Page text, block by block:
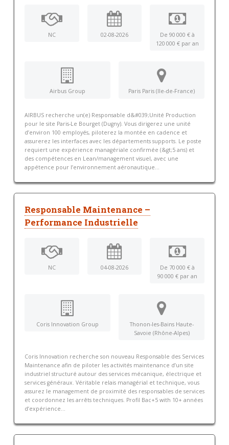
NC 02-08-2026
De 90 000 € à
120 000 € par an
Airbus Group Paris Paris (Ile-de-France)
AIRBUS recherche un(e) Responsable d&#039;Unité Production
pour le site Paris-Le Bourget (Dugny). Vous dirigerez une unité
d’environ 100 employés, piloterez la montée en cadence et
assurerez les interfaces avec les départements supports. Le poste
requiert une expérience managériale confirmée (&gt;5 ans) et
des compétences en Lean/management visuel, avec une
appétence pour l’environnement aéronautique...
Responsable Maintenance –
Performance Industrielle
NC 04-08-2026
De 70 000 € à
90 000 € par an
Coris Innovation Group
Thonon-les-Bains Haute-
Savoie (Rhône-Alpes)
Coris Innovation recherche son nouveau Responsable des Services
Maintenance afin de piloter les activités maintenance d’un site
industriel structuré autour des services mécanique, électrique et
services généraux. Véritable relais managérial et technique, vous
assurez le management de proximité des responsables de services
et coordonnez les arrêts techniques. Profil Bac+5 with 10+ années
d’expérience...